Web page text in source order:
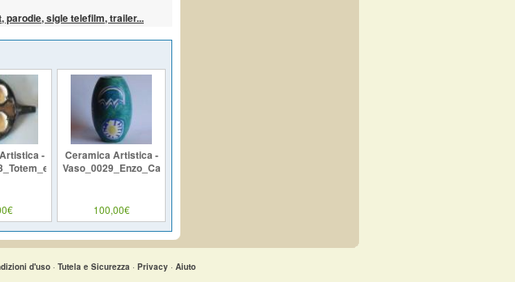
parodie, sigle telefilm, trailer...
-
Ceramica Artistica -
Vaso_0029_Enzo_Caruso
100,00€
d'uso · Tutela e Sicurezza · Privacy · Aiuto